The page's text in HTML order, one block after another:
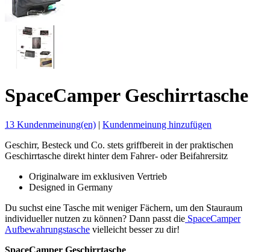
SpaceCamper Geschirrtasche
13 Kundenmeinung(en) | Kundenmeinung hinzufügen
Geschirr, Besteck und Co. stets griffbereit in der praktischen
Geschirrtasche direkt hinter dem Fahrer- oder Beifahrersitz
Originalware im exklusiven Vertrieb
Designed in Germany
Du suchst eine Tasche mit weniger Fächern, um den Stauraum
individueller nutzen zu können? Dann passt die SpaceCamper
Aufbewahrungstasche vielleicht besser zu dir!